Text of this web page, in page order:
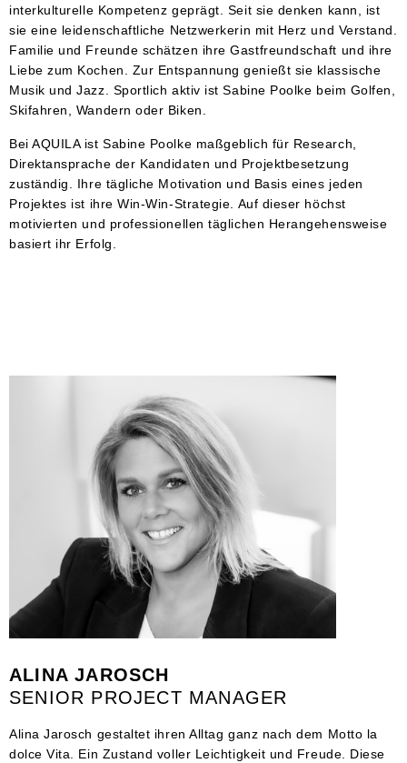
interkulturelle Kompetenz geprägt. Seit sie denken kann, ist
sie eine leidenschaftliche Netzwerkerin mit Herz und Verstand.
Familie und Freunde schätzen ihre Gastfreundschaft und ihre
Liebe zum Kochen. Zur Entspannung genießt sie klassische
Musik und Jazz. Sportlich aktiv ist Sabine Poolke beim Golfen,
Skifahren, Wandern oder Biken.
Bei AQUILA ist Sabine Poolke maßgeblich für Research,
Direktansprache der Kandidaten und Projektbesetzung
zuständig. Ihre tägliche Motivation und Basis eines jeden
Projektes ist ihre Win-Win-Strategie. Auf dieser höchst
motivierten und professionellen täglichen Herangehensweise
basiert ihr Erfolg.
ALINA JAROSCH
SENIOR PROJECT MANAGER
Alina Jarosch gestaltet ihren Alltag ganz nach dem Motto la
dolce Vita. Ein Zustand voller Leichtigkeit und Freude. Diese